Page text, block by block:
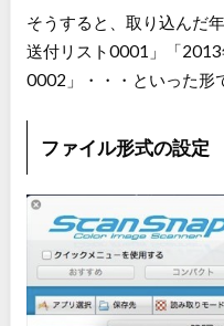
そうすると、取り込んだ
送付リスト0001」「2013
0002」・・・といった形
ファイル形式の設定